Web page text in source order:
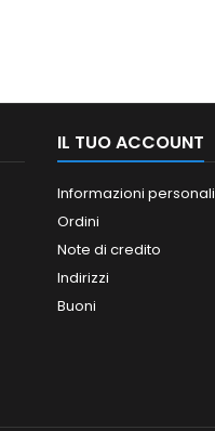
IL TUO ACCOUNT
Informazioni personali
Ordini
Note di credito
Indirizzi
Buoni